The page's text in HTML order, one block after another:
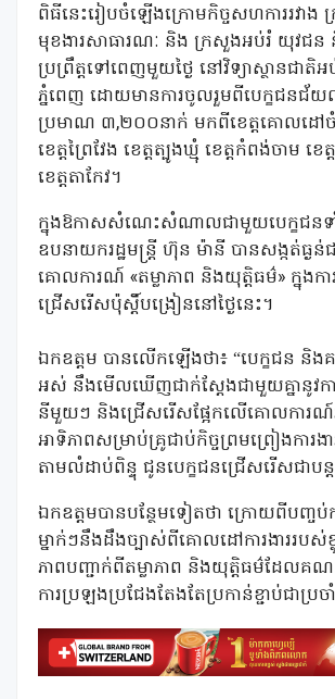
ពិធីនេះរៀបចំឡើងក្រោមកិច្ចសហការរវាង
មុខងារសាធារណៈ និង ក្រសួងអប់រំ យុវជន
ប្រព្រឹត្តទៅពេញមួយថ្ងៃ នៅវិទ្យាស្ថានជាតិអ
ភ្នំពេញ ដោយមានការចូលរួមពីបេក្ខជនជ័
ប្រមាណ ៣,២០០នាក់ មកពីខេត្តគោលដៅ
ខេត្តព្រៃវែង ខេត្តត្បូងឃ្មុំ ខេត្តកំពង់ចាម ខ
ខេត្តតាកែវ។
ក្នុងឱកាសសំណេះសំណាលជាមួយបេក្ខជន
ឧបនាយករដ្ឋមន្រ្តី ហ៊ុន ម៉ានី បានសង្កត់ធ្ង
គោលការណ៍ «តម្លាភាព និងយុត្តិធម៌» ក្នុងក
ជ្រើសរើសប៉ុស្តិ៍បង្រៀននៅថ្ងៃនេះ។
ឯកឧត្តម បានលើកឡើងថា៖ “បេក្ខជន និង
អស់ នឹងមើលឃើញជាក់ស្តែងជាមួយគ្នានូវក
នីមួយៗ និងជ្រើសរើសផ្អែកលើគោលការណ៍
អាទិភាពសម្រាប់គ្រូជាប់កិច្ចព្រមព្រៀងការង
តាមលំដាប់ពិន្ទុ ជូនបេក្ខជនជ្រើសរើសជាបន្ត
ឯកឧត្តមបានបន្ថែមទៀតថា ក្រោយពីបញ្ចប់ក
ម្នាក់ៗនឹងដឹងច្បាស់ពីគោលដៅការងាររបស់
ភាពបញ្ជាក់ពីតម្លាភាព និងយុត្តិធម៌ដែលគណ
ការប្រឡងប្រជែងតែងតែប្រកាន់ខ្ជាប់ជាប្រច